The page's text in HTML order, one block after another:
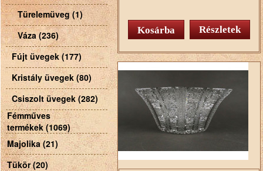
Türelemüveg (1)
Váza (236)
Fújt üvegek (177)
Kristály üvegek (80)
Csiszolt üvegek (282)
Fémműves
termékek (1069)
Majolika (21)
Tükör (20)
Részletek